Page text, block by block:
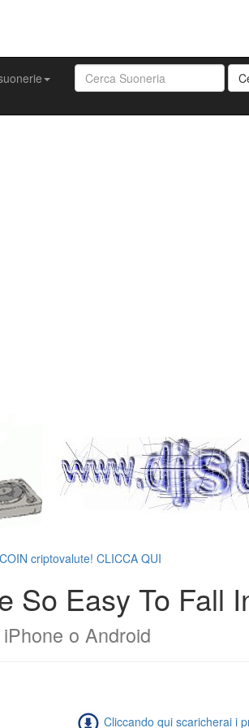
criptovalute! CLICCA QUI
So Easy To Fall
o Android
Cliccando qui scaricherai i